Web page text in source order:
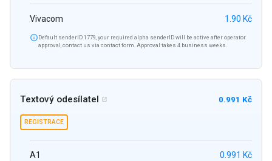
Vivacom 1.90 Kč
Default senderID 1779, your required alpha senderID will be active after operator
approval, contact us via contact form. Approval takes 4 business weeks.
Textový odesílatel  0.991 Kč
REGISTRACE
A1 0.991 Kč